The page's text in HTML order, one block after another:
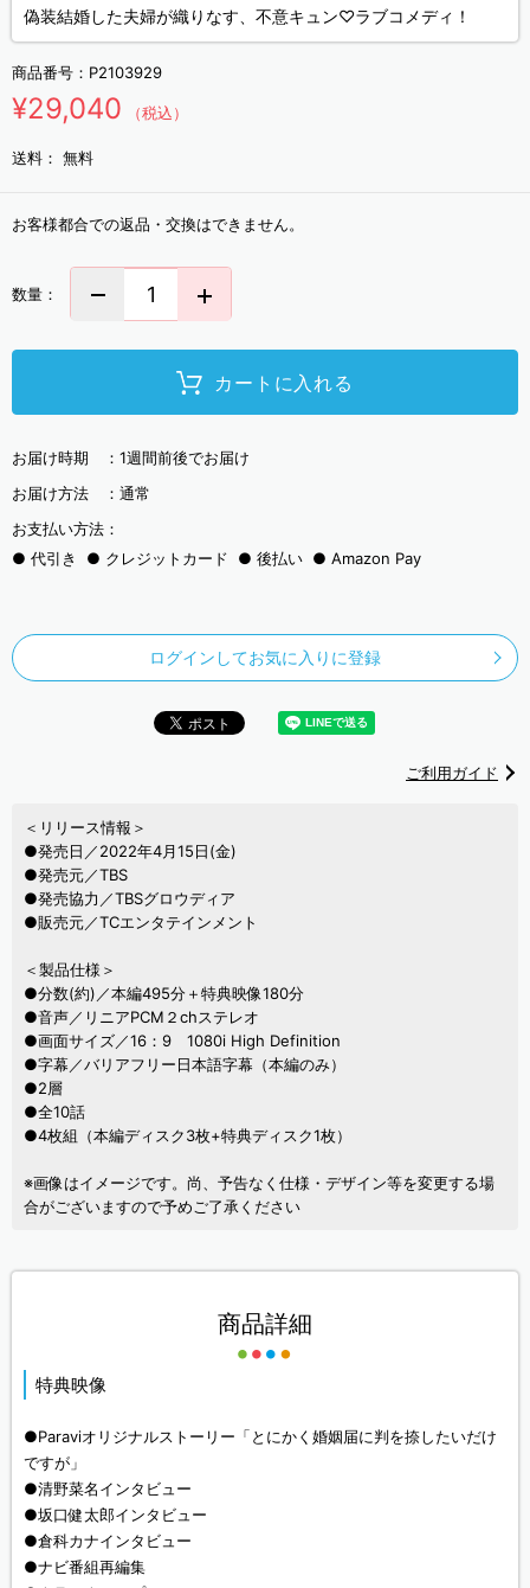
偽装結婚した夫婦が織りなす、不意キュン♡ラブコメディ！
商品番号： P2103929
¥29,040 （税込）
送料： 無料
お客様都合での返品・交換はできません。
数量：
カートに入れる
お届け時期 ： 1週間前後でお届け
お届け方法 ： 通常
お支払い方法：
代引き
クレジットカード 後払い Amazon Pay
ログインしてお気に入りに登録
ご利用ガイド
＜リリース情報＞
●発売日／2022年4月15日(金)
●発売元／TBS
●発売協力／TBSグロウディア
●販売元／TCエンタテインメント
＜製品仕様＞
●分数(約)／本編495分＋特典映像180分
●音声／リニアPCM２chステレオ
●画面サイズ／16：9 1080i High Definition
●字幕／バリアフリー日本語字幕（本編のみ）
●2層
●全10話
●4枚組（本編ディスク3枚+特典ディスク1枚）
※画像はイメージです。尚、予告なく仕様・デザイン等を変更する場
合がございますので予めご了承ください
商品詳細
特典映像
●Paraviオリジナルストーリー「とにかく婚姻届に判を捺したいだけ
ですが」
●清野菜名インタビュー
●坂口健太郎インタビュー
●倉科カナインタビュー
●ナビ番組再編集